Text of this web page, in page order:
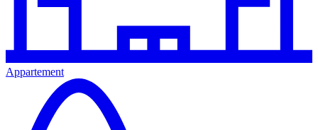
Appartement